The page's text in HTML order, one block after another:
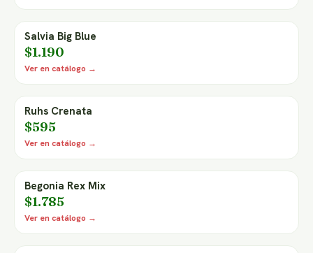
Salvia Big Blue
$1.190
Ver en catálogo →
Ruhs Crenata
$595
Ver en catálogo →
Begonia Rex Mix
$1.785
Ver en catálogo →